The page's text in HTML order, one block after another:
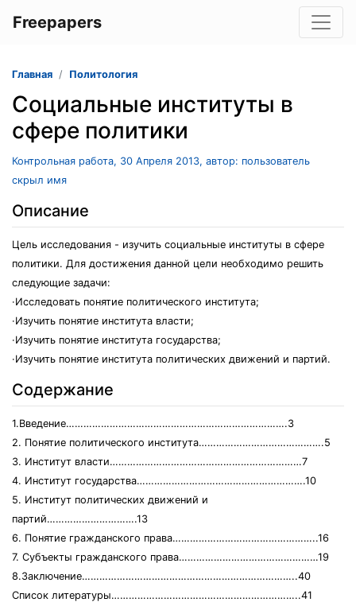
Freepapers
Главная Политология
Социальные институты в
сфере политики
Контрольная работа, 30 Апреля 2013, автор: пользователь
скрыл имя
Описание
Цель исследования - изучить социальные институты в сфере
политики. Для достижения данной цели необходимо решить
следующие задачи:
·Исследовать понятие политического института;
·Изучить понятие института власти;
·Изучить понятие института государства;
·Изучить понятие института политических движений и партий.
Содержание
1.Введение………………………………………………………………….3
2. Понятие политического института…………………………………….5
3. Институт власти…………………………………………………………7
4. Институт государства………………………………………………….10
5. Институт политических движений и
партий………………………….13
6. Понятие гражданского права…………………………………………..16
7. Субъекты гражданского права…………………………………………19
8.Заключение………………………………………………………………..40
Список литературы………………………………………………………..41